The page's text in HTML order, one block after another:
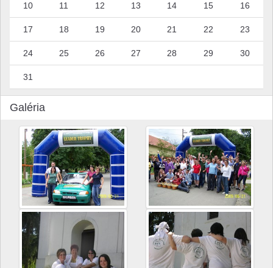
10 11 12 13 14 15 16
17 18 19 20 21 22 23
24 25 26 27 28 29 30
31
Galéria